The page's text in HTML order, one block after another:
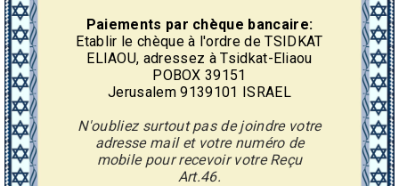
Paiements par chèque bancaire:
Etablir le chèque à l'ordre de TSIDKAT
ELIAOU, adressez à Tsidkat-Eliaou
POBOX 39151
Jerusalem 9139101 ISRAEL
N'oubliez surtout pas de joindre votre
adresse mail et votre numéro de
mobile pour recevoir votre Reçu
Art.46.